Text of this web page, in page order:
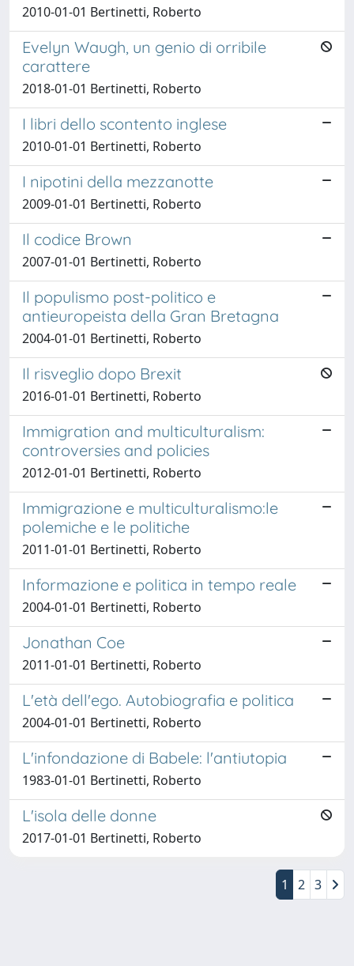
2010-01-01 Bertinetti, Roberto
Evelyn Waugh, un genio di orribile
carattere
2018-01-01 Bertinetti, Roberto
I libri dello scontento inglese
2010-01-01 Bertinetti, Roberto
I nipotini della mezzanotte
2009-01-01 Bertinetti, Roberto
Il codice Brown
2007-01-01 Bertinetti, Roberto
Il populismo post-politico e
antieuropeista della Gran Bretagna
2004-01-01 Bertinetti, Roberto
Il risveglio dopo Brexit
2016-01-01 Bertinetti, Roberto
Immigration and multiculturalism:
controversies and policies
2012-01-01 Bertinetti, Roberto
Immigrazione e multiculturalismo:le
polemiche e le politiche
2011-01-01 Bertinetti, Roberto
Informazione e politica in tempo reale
2004-01-01 Bertinetti, Roberto
Jonathan Coe
2011-01-01 Bertinetti, Roberto
L'età dell'ego. Autobiografia e politica
2004-01-01 Bertinetti, Roberto
L'infondazione di Babele: l'antiutopia
1983-01-01 Bertinetti, Roberto
L'isola delle donne
2017-01-01 Bertinetti, Roberto
1 2 3